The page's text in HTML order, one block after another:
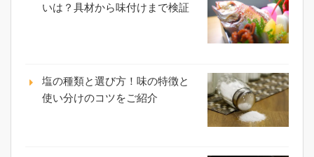
いは？具材から味付けまで検証
塩の種類と選び方！味の特徴と
使い分けのコツをご紹介